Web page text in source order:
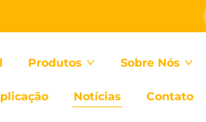
Produtos Sobre Nós
Notícias Contato